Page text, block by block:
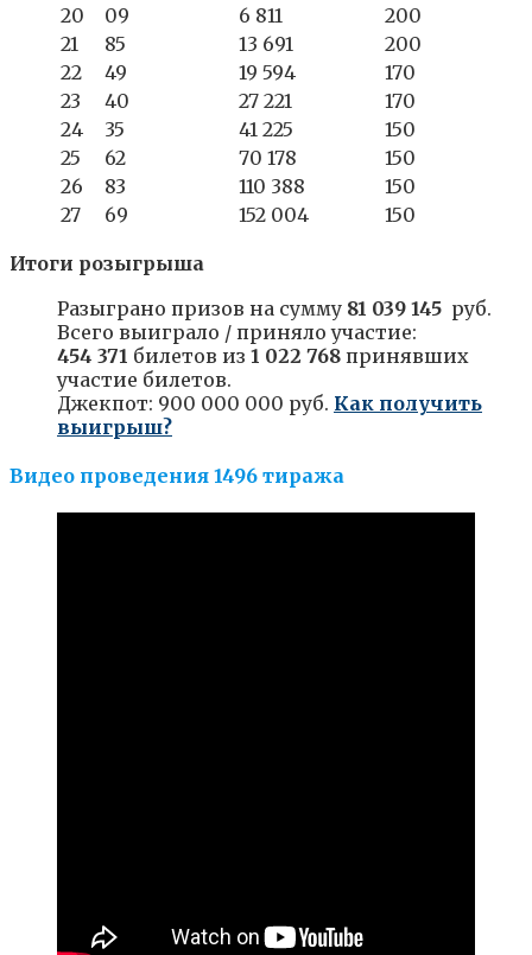
20
09 6 811
200
21
85 13 691
200
22
49 19 594
170
23
40 27 221
170
24
35 41 225
150
25
62 70 178
150
26
83 110 388
150
27
69 152 004 150
Итоги розыгрыша
Разыграно призов на сумму 81 039 145 руб.
Всего выиграло / приняло участие:
454 371 билетов из 1 022 768 принявших
участие билетов.
Джекпот: 900 000 000 руб. Как получить
выигрыш?
Видео проведения 1496 тиража